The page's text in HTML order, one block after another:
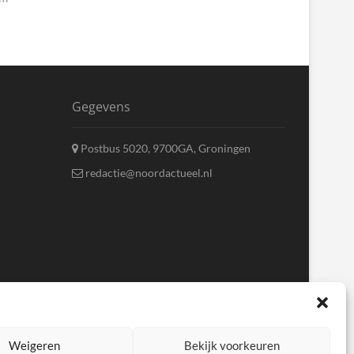
Weigeren Bekijk voorkeuren
Gegevens
Postbus 5020, 9700GA, Groningen
redactie@noordactueel.nl